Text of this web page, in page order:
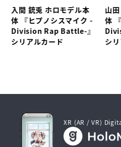
入間 銃兎 ホロモデル本
体 『ヒプノシスマイク -
Division Rap Battle-』
シリアルカード
山
体
シ
XR (AR / VR)